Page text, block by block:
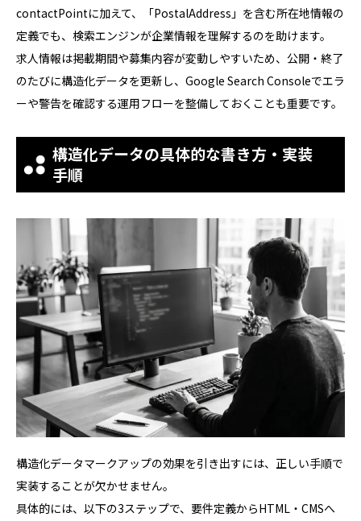
contactPointに加えて、「PostalAddress」を含む所在地情報の
定義でも、検索エンジンが企業情報を理解するのを助けます。
求人情報は掲載期間や募集内容が変動しやすいため、公開・終了
のたびに構造化データを更新し、Google Search Consoleでエラ
ーや警告を確認する運用フローを整備しておくことも重要です。
構造化データの具体的な書き方・実装
手順
構造化データマークアップの効果を引き出すには、正しい手順で
実装することが欠かせません。
具体的には、以下の3ステップで、要件定義からHTML・CMSへ